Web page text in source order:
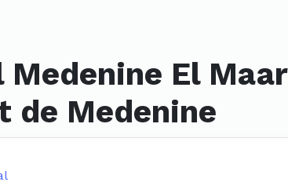
Medenine El
de Medenine